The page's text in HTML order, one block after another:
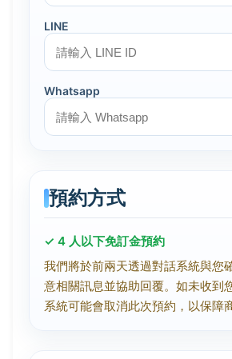
LINE
Whatsapp
預約方式
✓ 4 人以下免訂金預約
我們將於前兩天透過對話系統與您
意相關訊息並協助回覆。如未收到
系統可能會取消此次預約，以保障